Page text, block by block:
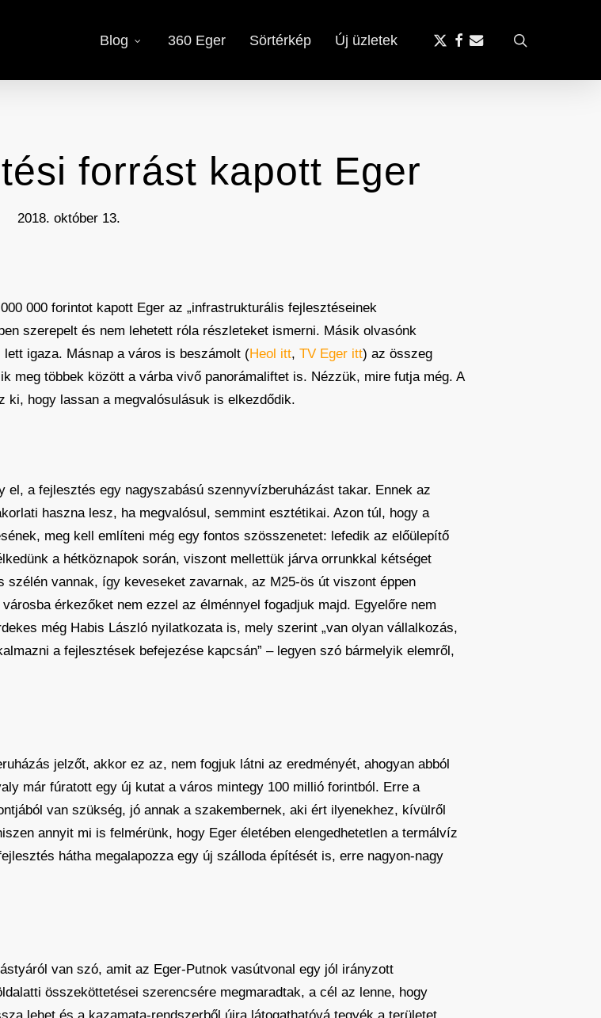
Blog 360 Eger Sörtérkép Új üzletek
x-
facebook
email
forrást kapott Eger
2018. október 13.
000 forintot kapott Eger az „infrastrukturális fejlesztéseinek
szerepelt és nem lehetett róla részleteket ismerni. Másik olvasónk
igaza. Másnap a város is beszámolt (Heol itt, TV Eger itt) az összeg
meg többek között a várba vivő panorámaliftet is. Nézzük, mire futja még. A
ki, hogy lassan a megvalósulásuk is elkezdődik.
el, a fejlesztés egy nagyszabású szennyvízberuházást takar. Ennek az
haszna lesz, ha megvalósul, semmint esztétikai. Azon túl, hogy a
meg kell említeni még egy fontos szösszenetet: lefedik az előülepítő
a hétköznapok során, viszont mellettük járva orrunkkal kétséget
vannak, így keveseket zavarnak, az M25-ös út viszont éppen
érkezőket nem ezzel az élménnyel fogadjuk majd. Egyelőre nem
még Habis László nyilatkozata is, mely szerint „van olyan vállalkozás,
a fejlesztések befejezése kapcsán” – legyen szó bármelyik elemről,
jelzőt, akkor ez az, nem fogjuk látni az eredményét, ahogyan abból
már fúratott egy új kutat a város mintegy 100 millió forintból. Erre a
van szükség, jó annak a szakembernek, aki ért ilyenekhez, kívülről
annyit mi is felmérünk, hogy Eger életében elengedhetetlen a termálvíz
hátha megalapozza egy új szálloda építését is, erre nagyon-nagy
van szó, amit az Eger-Putnok vasútvonal egy jól irányzott
összeköttetései szerencsére megmaradtak, a cél az lenne, hogy